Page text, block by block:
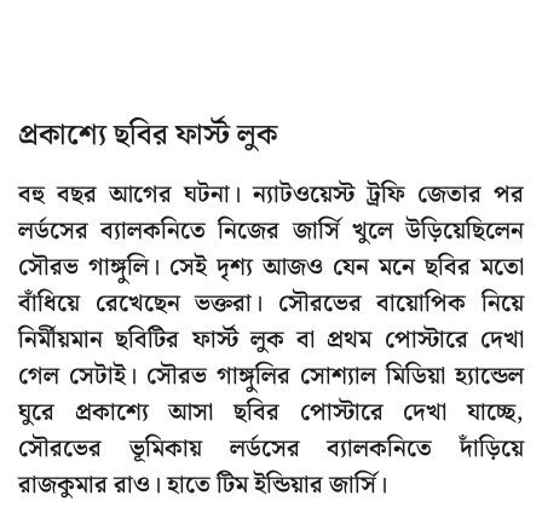
প্রকাশ্যে ছবির ফার্স্ট লুক
বহু বছর আগের ঘটনা। ন্যাটওয়েস্ট ট্রফি জেতার পর
লর্ডসের ব্যালকনিতে নিজের জার্সি খুলে উড়িয়েছিলেন
সৌরভ গাঙ্গুলি। সেই দৃশ্য আজও যেন মনে ছবির মতো
বাঁধিয়ে রেখেছেন ভক্তরা। সৌরভের বায়োপিক নিয়ে
নির্মীয়মান ছবিটির ফার্স্ট লুক বা প্রথম পোস্টারে দেখা
গেল সেটাই। সৌরভ গাঙ্গুলির সোশ্যাল মিডিয়া হ্যান্ডেল
ঘুরে প্রকাশ্যে আসা ছবির পোস্টারে দেখা যাচ্ছে,
সৌরভের ভূমিকায় লর্ডসের ব্যালকনিতে দাঁড়িয়ে
রাজকুমার রাও। হাতে টিম ইন্ডিয়ার জার্সি।